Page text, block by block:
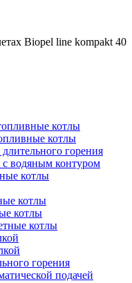
Biopel line kompakt 40
котлы
котлы
горения
водяным контуром
котлы
котлы
котлы
котлы
горения
подачей